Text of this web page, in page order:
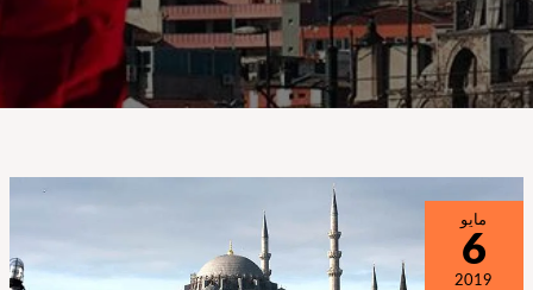
مايو
6
2019
لهذه
الأسباب